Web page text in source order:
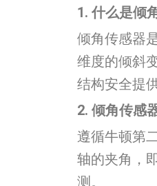
1. 什么是倾
倾角传感器
维度的倾斜
结构安全提
2. 倾角传感
遵循牛顿第
轴的夹角，
测。